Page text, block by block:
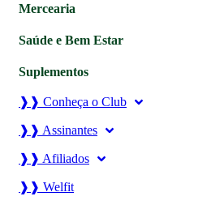
Mercearia
Saúde e Bem Estar
Suplementos
❱❱ Conheça o Club
❱❱ Assinantes
❱❱ Afiliados
❱❱ Welfit